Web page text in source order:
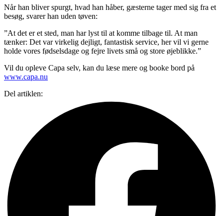
Når han bliver spurgt, hvad han håber, gæsterne tager med sig fra et
besøg, svarer han uden tøven:
”At det er et sted, man har lyst til at komme tilbage til. At man
tænker: Det var virkelig dejligt, fantastisk service, her vil vi gerne
holde vores fødselsdage og fejre livets små og store øjeblikke.”
Vil du opleve Capa selv, kan du læse mere og booke bord på
www.capa.nu
Del artiklen: